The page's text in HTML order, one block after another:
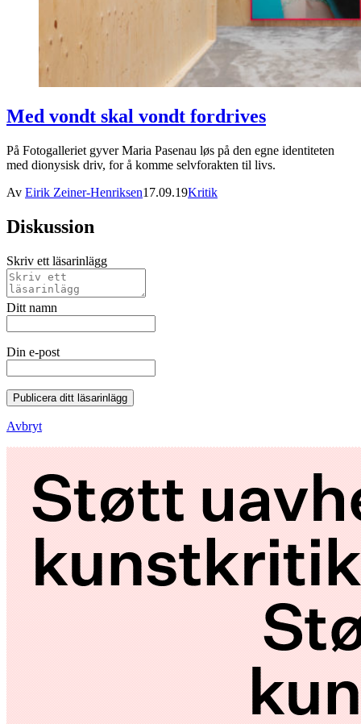
Med vondt skal vondt fordrives
På Fotogalleriet gyver Maria Pasenau løs på den egne identiteten
med dionysisk driv, for å komme selvforakten til livs.
Av Eirik Zeiner-Henriksen17.09.19Kritik
Diskussion
Skriv ett läsarinlägg
Ditt namn
Din e-post
Publicera ditt läsarinlägg
Avbryt